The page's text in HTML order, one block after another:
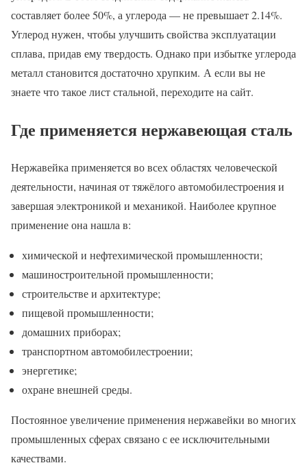
составляет более 50%, а углерода — не превышает 2.14%.
Углерод нужен, чтобы улучшить свойства эксплуатации
сплава, придав ему твердость. Однако при избытке углерода
металл становится достаточно хрупким. А если вы не
знаете что такое лист стальной, переходите на сайт.
Где применяется нержавеющая сталь
Нержавейка применяется во всех областях человеческой
деятельности, начиная от тяжёлого автомобилестроения и
завершая электроникой и механикой. Наиболее крупное
применение она нашла в:
химической и нефтехимической промышленности;
машиностроительной промышленности;
строительстве и архитектуре;
пищевой промышленности;
домашних приборах;
транспортном автомобилестроении;
энергетике;
охране внешней среды.
Постоянное увеличение применения нержавейки во многих
промышленных сферах связано с ее исключительными
качествами.